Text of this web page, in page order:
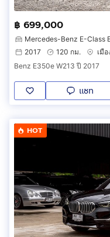
฿ 699,000
Mercedes-Benz E-Class
2017
120 กม.
เมื
Benz E350e W213 ปี 2017
แชท
HOT